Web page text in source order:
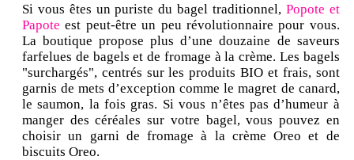
Si vous êtes un puriste du bagel traditionnel, Popote et
Papote est peut-être un peu révolutionnaire pour vous.
La boutique propose plus d’une douzaine de saveurs
farfelues de bagels et de fromage à la crème. Les bagels
"surchargés", centrés sur les produits BIO et frais, sont
garnis de mets d’exception comme le magret de canard,
le saumon, la fois gras. Si vous n’êtes pas d’humeur à
manger des céréales sur votre bagel, vous pouvez en
choisir un garni de fromage à la crème Oreo et de
biscuits Oreo.